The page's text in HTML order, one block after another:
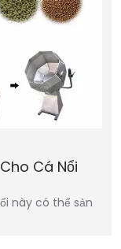
Cá Nổi
này có thể sản